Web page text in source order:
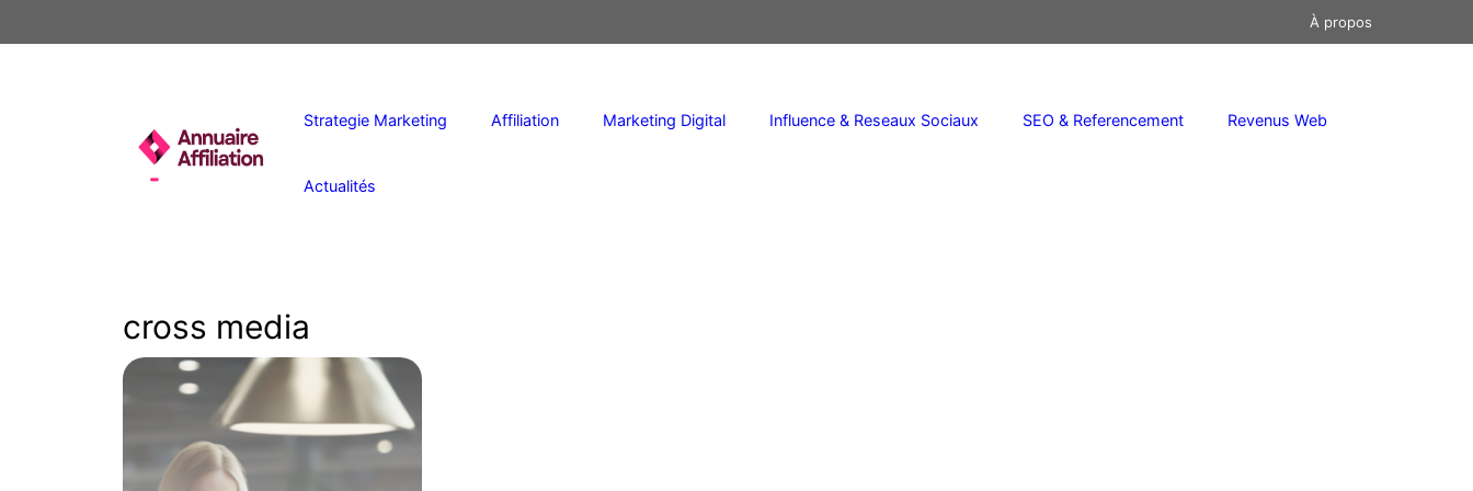
au
À propos
Strategie Marketing Affiliation Marketing Digital Influence & Reseaux Sociaux SEO & Referencement Revenus Web
Actualités
cross media